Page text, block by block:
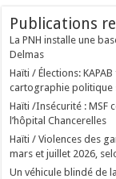
Publications
La PNH installe une
Delmas
Haïti / Élections:
cartographie politique
Haïti /Insécurité : MSF
l’hôpital Chancerelles
Haïti / Violences des
mars et juillet 2026,
Un véhicule blindé de